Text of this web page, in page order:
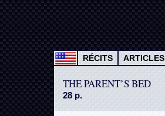
RÉCITS ARTICLES
THE PARENT’S BED
28 p.